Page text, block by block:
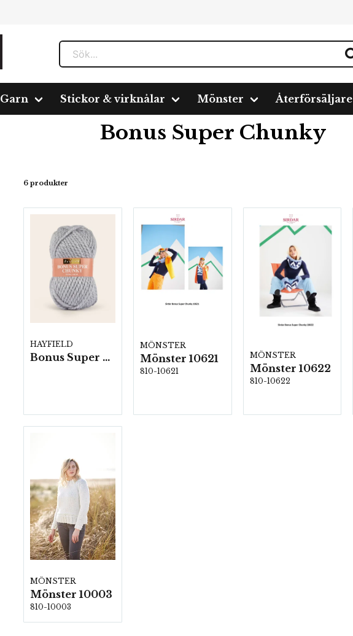
Garn Stickor & virknålar Mönster Återförsäljare
Bonus Super Chunky
Bonus Super Chunky
6 produkter
HAYFIELD
Bonus Super chunky, 10 nystan á 100g/fp
MÖNSTER
Mönster 10621
810-10621
MÖNSTER
Mönster 10622
810-10622
MÖNSTER
Mönster 10003
810-10003